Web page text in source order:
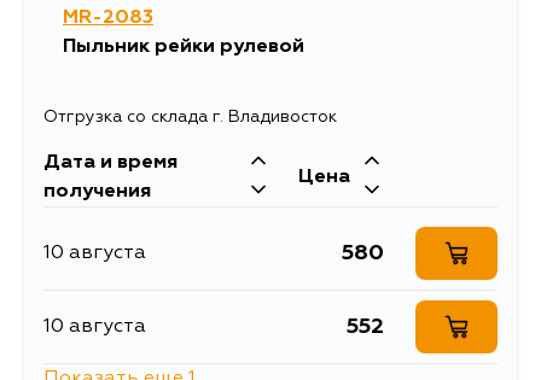
MR-2083
Пыльник рейки рулевой
Отгрузка со склада г. Владивосток
Дата и время
получения
Цена
10 августа 580
10 августа 552